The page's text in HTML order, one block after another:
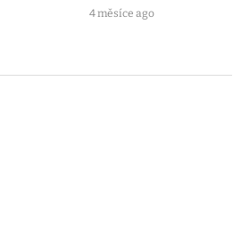
4 měsíce ago